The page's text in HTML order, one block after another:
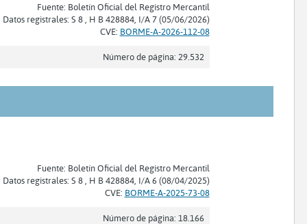
Fuente: Boletín Oficial del Registro Mercantil
Datos registrales: S 8 , H B 428884, I/A 7 (05/06/2026)
CVE: BORME-A-2026-112-08
Número de página: 29.532
Fuente: Boletín Oficial del Registro Mercantil
Datos registrales: S 8 , H B 428884, I/A 6 (08/04/2025)
CVE: BORME-A-2025-73-08
Número de página: 18.166